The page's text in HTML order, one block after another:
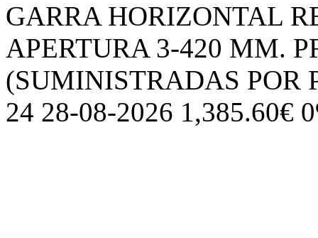
GARRA HORIZONTAL
APERTURA 3-420 MM.
(SUMINISTRADAS POR
24 28-08-2026 1,385.60€